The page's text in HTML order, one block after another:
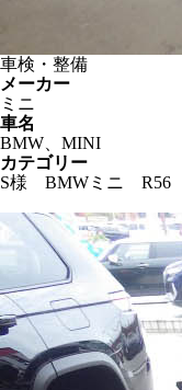
車検・整備
メーカー
ミニ
車名
BMW、MINI
カテゴリー
S様 BMWミニ R56